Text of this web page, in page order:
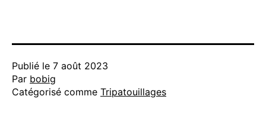
Publié le 7 août 2023
Par bobig
Catégorisé comme Tripatouillages